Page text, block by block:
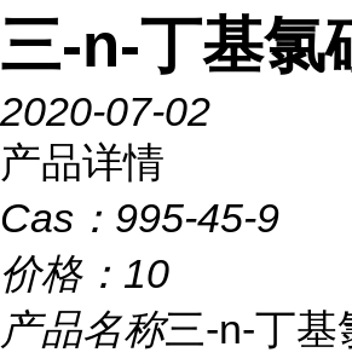
三-n-丁基氯
2020-07-02
产品详情
Cas： 995-45-9
价格： 10
产品名称三-n-丁基